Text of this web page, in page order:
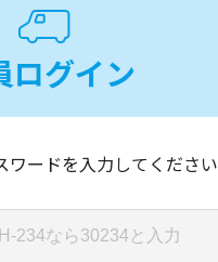
ログイン
ワードを入力してください